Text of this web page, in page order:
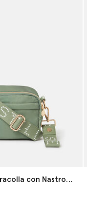
con Nastro